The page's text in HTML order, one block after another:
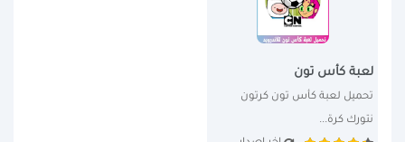
لعبة كأس تون
نتورك كرة...